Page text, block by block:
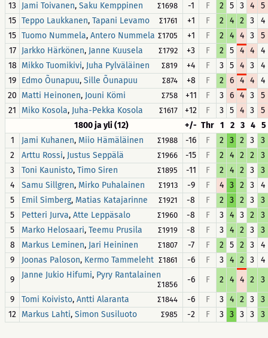
13 Jami Toivanen, Saku Kemppinen ∑1698 -1 F 2 5 3 4
5
15 Teppo Laukkanen, Tapani Levamo ∑1761 +1 F 2 4 2 3
4
15 Tuomo Nummela, Antero Nummela ∑1705 +1 F 2 4 4 3
5
17
Jarkko Härkönen, Janne Kuusela ∑1792 +3 F 2 5 4 4
4
18 Mikko Tuomikivi, Juha Pylväläinen ∑819 +4 F 3 5 4 3
4
19 Edmo Õunapuu, Sille Õunapuu ∑874 +8 F 2 6 4 4
4
20 Matti Heinonen, Jouni Kömi ∑758 +11 F 3 6 4 3
5
21
Miko Kosola, Juha-Pekka Kosola ∑1617 +12 F 3 5 4 3
5
1800 ja yli (12)
+/- Thr 1 2 3 4 5
1
Jami Kuhanen, Miio Hämäläinen ∑1988 -16 F 2 3 2 3
3
2
Arttu Rossi, Justus Seppälä ∑1966 -15 F 2 4 2 2
3
3
Toni Kaunisto, Timo Siren ∑1895 -11 F 2 4 2 3
3
4
Samu Sillgren, Mirko Puhalainen ∑1913 -9 F 4 3 2 3
4
5
Emil Simberg, Matias Katajarinne ∑1921 -8 F 2 3 2 3
3
5
Petteri Jurva, Atte Leppäsalo ∑1960 -8 F 3 4 3 2
3
5
Marko Helosaari, Teemu Prusila ∑1919 -8 F 3 4 2 3
3
8
Markus Leminen, Jari Heininen ∑1807 -7 F 2 5 2 3
4
9
Joonas Paloson, Kermo Tammeleht ∑1861 -6 F 3 4 2 3
4
9
Janne Jukio Hifumi, Pyry Rantalainen
∑1856 -6 F 2 4 4 2
3
9
Tomi Koivisto, Antti Alaranta ∑1844 -6 F 3 4 2 3
3
12 Markus Lahti, Simon Susiluoto ∑985 -2 F 3 3 3 3 3